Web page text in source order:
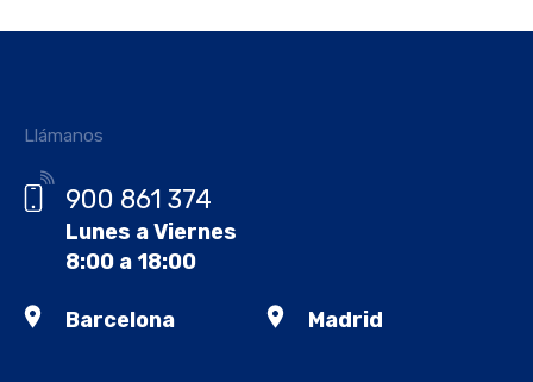
Llámanos
900 861 374
Lunes a Viernes
8:00 a 18:00
Barcelona Madrid